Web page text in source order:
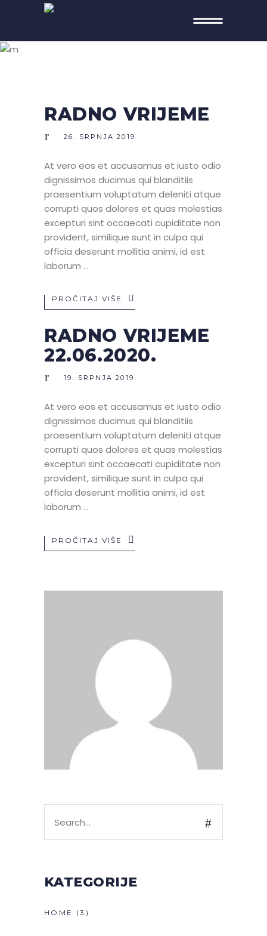
SRPANJ 2019
RADNO VRIJEME
26. SRPNJA 2019.
At vero eos et accusamus et iusto odio
dignissimos ducimus qui blanditiis
praesentium voluptatum deleniti atque
corrupti quos dolores et quas molestias
excepturi sint occaecati cupiditate non
provident, similique sunt in culpa qui
officia deserunt mollitia animi, id est
laborum
PROČITAJ VIŠE
RADNO VRIJEME
22.06.2020.
19. SRPNJA 2019.
At vero eos et accusamus et iusto odio
dignissimos ducimus qui blanditiis
praesentium voluptatum deleniti atque
corrupti quos dolores et quas molestias
excepturi sint occaecati cupiditate non
provident, similique sunt in culpa qui
officia deserunt mollitia animi, id est
laborum
PROČITAJ VIŠE
for:
KATEGORIJE
HOME (3)